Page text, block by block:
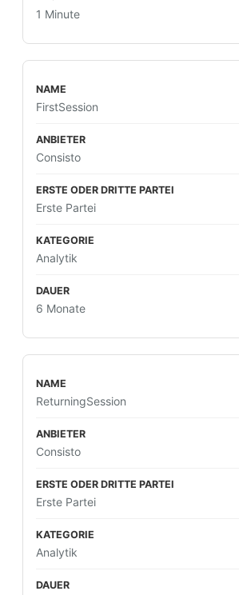
1 Minute
FirstSession
Consisto
Erste Partei
Analytik
6 Monate
ReturningSession
Consisto
Erste Partei
Analytik